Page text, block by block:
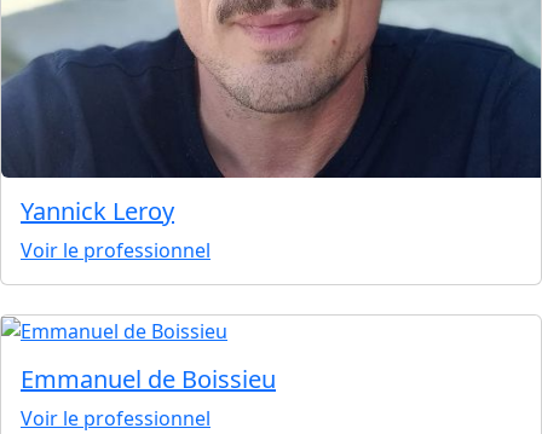
Yannick Leroy
Voir le professionnel
Emmanuel de Boissieu
Voir le professionnel